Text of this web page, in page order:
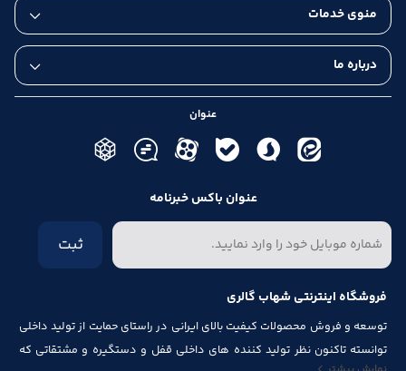
پشتیبانی رایگان و تخصصی
منوی خدمات
درباره ما
عنوان
عنوان باکس خبرنامه
ثبت
فروشگاه اینترنتی شهاب گالری
توسعه و فروش محصولات کیفیت بالای ایرانی در راستای حمایت از تولید داخلی
توانسته تاکنون نظر تولید کننده های داخلی قفل و دستگیره و مشتقاتی که